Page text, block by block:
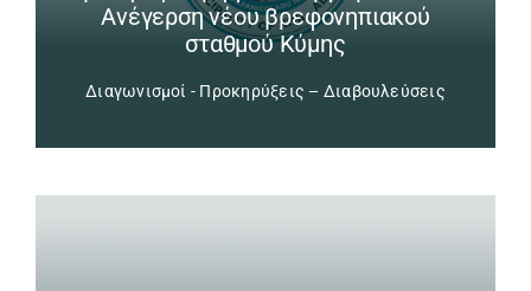
Ανέγερση νέου βρεφονηπιακού
σταθμού Κύμης
Διαγωνισμοί - Προκηρύξεις – Διαβουλεύσεις